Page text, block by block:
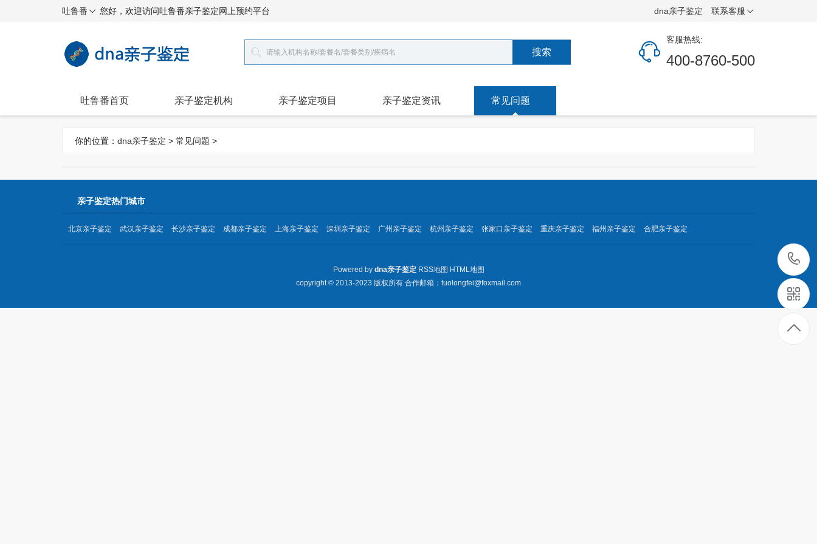
吐鲁番 您好，欢迎访问吐鲁番亲子鉴定网上预约平台 dna亲子鉴定 联系客服
搜索
客服热线:
400-8760-500
吐鲁番首页 亲子鉴定机构 亲子鉴定项目 亲子鉴定资讯 常见问题
你的位置： dna亲子鉴定 > 常见问题 >
亲子鉴定热门城市
北京亲子鉴定 武汉亲子鉴定 长沙亲子鉴定 成都亲子鉴定 上海亲子鉴定 深圳亲子鉴定 广州亲子鉴定 杭州亲子鉴定 张家口亲子鉴定 重庆亲子鉴定 福州亲子鉴定 合肥亲子鉴定
Powered by dna亲子鉴定 RSS地图 HTML地图
copyright © 2013-2023 版权所有 合作邮箱：tuolongfei@foxmail.com